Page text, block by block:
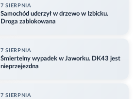
7 SIERPNIA
Samochód uderzył w drzewo w Izbicku.
Droga zablokowana
7 SIERPNIA
Śmiertelny wypadek w Jaworku. DK43 jest
nieprzejezdna
7 SIERPNIA